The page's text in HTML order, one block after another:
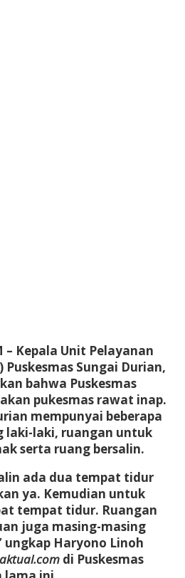
– Kepala Unit Pelayanan
Puskesmas Sungai Durian,
bahwa Puskesmas
pukesmas rawat inap.
mempunyai beberapa
laki-laki, ruangan untuk
serta ruang bersalin.
ada dua tempat tidur
ya. Kemudian untuk
tempat tidur. Ruangan
juga masing-masing
Haryono Linoh
di Puskesmas